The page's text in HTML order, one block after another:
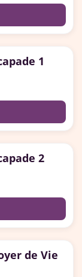
1
2
de Vie